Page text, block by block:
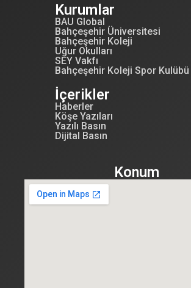
Kurumlar
BAU Global
Bahçeşehir Üniversitesi
Bahçeşehir Koleji
Uğur Okulları
SEY Vakfı
Bahçeşehir Koleji Spor Kulübü
İçerikler
Haberler
Köşe Yazıları
Yazılı Basın
Dijital Basın
Konum